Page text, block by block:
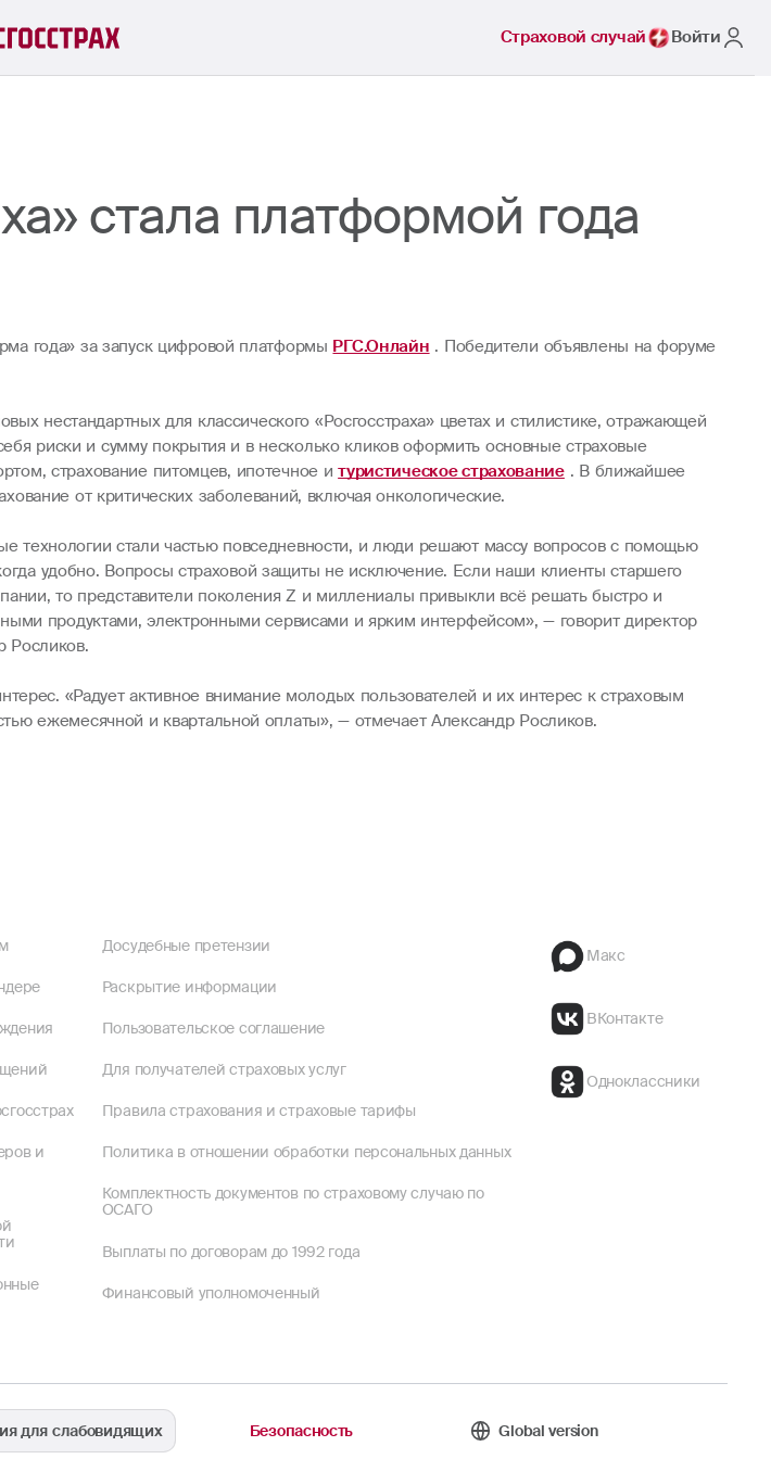
Страховой случай Войти
стала платформой года
года» за запуск цифровой платформы РГС.Онлайн . Победители объявлены на форуме
нестандартных для классического «Росгосстраха» цветах и стилистике, отражающей
риски и сумму покрытия и в несколько кликов оформить основные страховые
страхование питомцев, ипотечное итуристическое страхование . В ближайшее
от критических заболеваний, включая онкологические.
стали частью повседневности, и люди решают массу вопросов с помощью
удобно. Вопросы страховой защиты не исключение. Если наши клиенты старшего
то представители поколения Z и миллениалы привыкли всё решать быстро и
продуктами, электронными сервисами и ярким интерфейсом», — говорит директор
Росликов.
«Радует активное внимание молодых пользователей и их интерес к страховым
ежемесячной и квартальной оплаты», — отмечает Александр Росликов.
и
Досудебные претензии
Раскрытие информации
Пользовательское соглашение
Для получателей страховых услуг
Правила страхования и страховые тарифы
Политика в отношении обработки персональных данных
Комплектность документов по страховому случаю по
ОСАГО
Выплаты по договорам до 1992 года
Финансовый уполномоченный
Макс
ВКонтакте
Одноклассники
для слабовидящих Безопасность Global version